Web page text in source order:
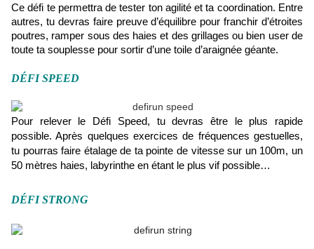
Ce défi te permettra de tester ton agilité et ta coordination. Entre
autres, tu devras faire preuve d’équilibre pour franchir d’étroites
poutres, ramper sous des haies et des grillages ou bien user de
toute ta souplesse pour sortir d’une toile d’araignée géante.
DÉFI SPEED
Pour relever le Défi Speed, tu devras être le plus rapide
possible. Après quelques exercices de fréquences gestuelles,
tu pourras faire étalage de ta pointe de vitesse sur un 100m, un
50 mètres haies, labyrinthe en étant le plus vif possible…
DÉFI STRONG